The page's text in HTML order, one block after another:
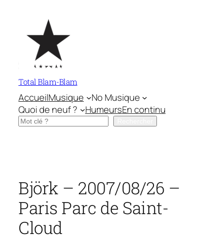
contenu
Total Blam-Blam
AccueilMusique
No Musique
Quoi de neuf ?
HumeursEn continu
Rechercher
Björk – 2007/08/26 –
Paris Parc de Saint-
Cloud